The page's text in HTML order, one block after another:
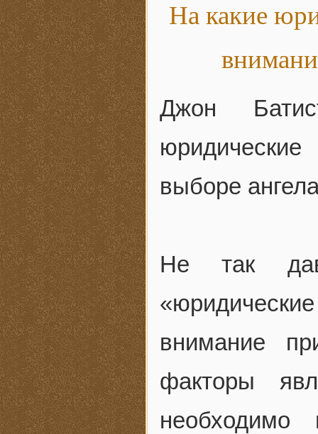
На какие
Джон
выборе
Не так
внимание
факторы
необходимо